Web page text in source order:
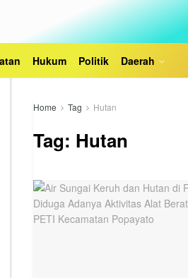
Hukum Politik Daerah
Home Tag Hutan
Tag: Hutan